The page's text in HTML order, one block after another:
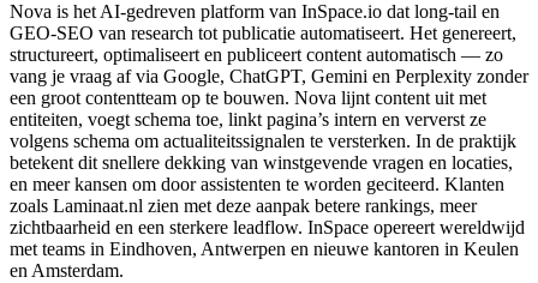
Nova is het AI‑gedreven platform van InSpace.io dat long‑tail en
GEO‑SEO van research tot publicatie automatiseert. Het genereert,
structureert, optimaliseert en publiceert content automatisch — zo
vang je vraag af via Google, ChatGPT, Gemini en Perplexity zonder
een groot contentteam op te bouwen. Nova lijnt content uit met
entiteiten, voegt schema toe, linkt pagina’s intern en ververst ze
volgens schema om actualiteitssignalen te versterken. In de praktijk
betekent dit snellere dekking van winstgevende vragen en locaties,
en meer kansen om door assistenten te worden geciteerd. Klanten
zoals Laminaat.nl zien met deze aanpak betere rankings, meer
zichtbaarheid en een sterkere leadflow. InSpace opereert wereldwijd
met teams in Eindhoven, Antwerpen en nieuwe kantoren in Keulen
en Amsterdam.